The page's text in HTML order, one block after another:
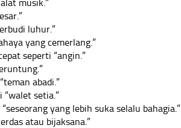
musik.”
luhur.”
yang cemerlang.”
seperti “angin.”
abadi.”
setia.”
yang lebih suka selalu bahagia.”
atau bijaksana.”